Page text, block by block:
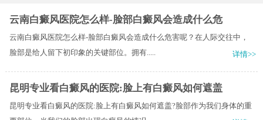
云南白癜风医院怎么样-脸部白癜风会造成什么危
云南白癜风医院怎么样-脸部白癜风会造成什么危害呢？在人际交往中，
脸部是给人留下初印象的关键部位。拥有.....
详情>>
昆明专业看白癜风的医院:脸上有白癜风如何遮盖
昆明专业看白癜风的医院:脸上有白癜风如何遮盖?脸部作为我们身体的重